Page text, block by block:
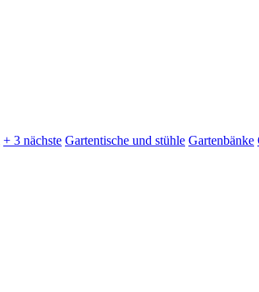
+ 3 nächste Gartentische und stühle Gartenbänke